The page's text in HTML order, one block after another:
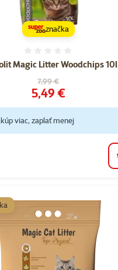
Magic Litter Woodchips 10l
Pôvodná cena
7,99 €
Cena
5,49 €
značka
viac, zaplať menej